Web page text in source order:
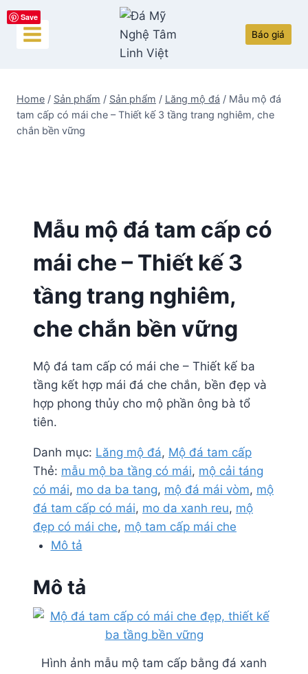
Skip
to
content
Báo giá
Home / Sản phẩm / Sản phẩm / Lăng mộ đá / Mẫu mộ đá
tam cấp có mái che – Thiết kế 3 tầng trang nghiêm, che
chắn bền vững
Save
Mẫu mộ đá tam cấp có
mái che – Thiết kế 3
tầng trang nghiêm,
che chắn bền vững
Mộ đá tam cấp có mái che – Thiết kế ba
tầng kết hợp mái đá che chắn, bền đẹp và
hợp phong thủy cho mộ phần ông bà tổ
tiên.
Danh mục: Lăng mộ đá, Mộ đá tam cấp
Thẻ: mẫu mộ ba tầng có mái, mộ cải táng
có mái, mo da ba tang, mộ đá mái vòm, mộ
đá tam cấp có mái, mo da xanh reu, mộ
đẹp có mái che, mộ tam cấp mái che
Mô tả
Mô tả
Hình ảnh mẫu mộ tam cấp bằng đá xanh